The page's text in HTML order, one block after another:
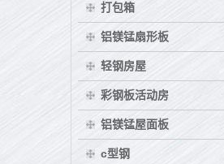
打包箱
铝镁锰扇形板
轻钢房屋
彩钢板活动房
铝镁锰屋面板
c型钢